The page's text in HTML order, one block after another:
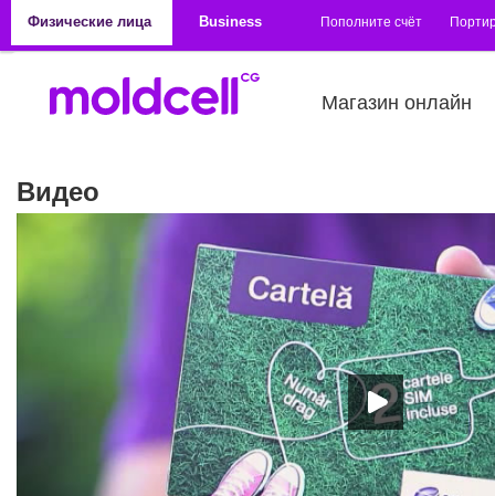
Физические лица
Business Пополните счёт
Магазин онлайн
Видео